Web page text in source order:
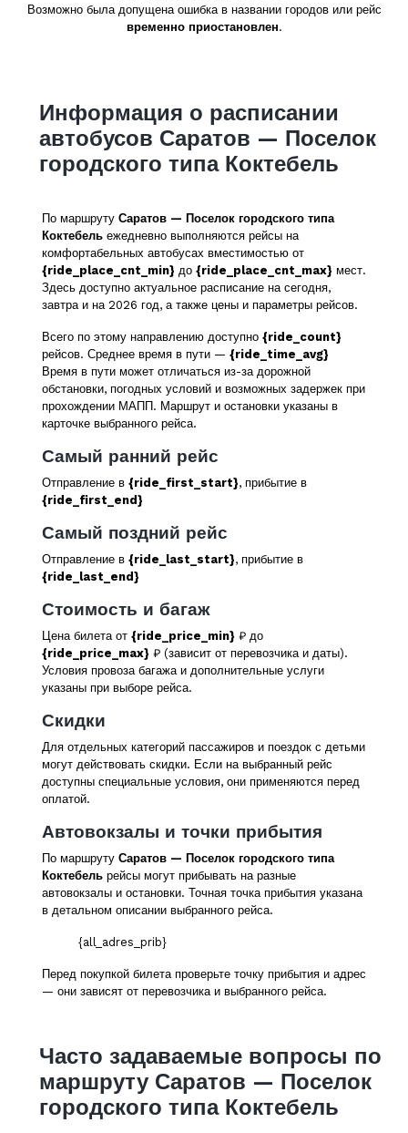
Возможно была допущена ошибка в названии городов или рейс
временно приостановлен.
Информация о расписании
автобусов Саратов — Поселок
городского типа Коктебель
По маршруту Саратов — Поселок городского типа
Коктебель ежедневно выполняются рейсы на
комфортабельных автобусах вместимостью от
{ride_place_cnt_min} до {ride_place_cnt_max} мест.
Здесь доступно актуальное расписание на сегодня,
завтра и на 2026 год, а также цены и параметры рейсов.
Всего по этому направлению доступно {ride_count}
рейсов. Среднее время в пути — {ride_time_avg}
Время в пути может отличаться из-за дорожной
обстановки, погодных условий и возможных задержек при
прохождении МАПП. Маршрут и остановки указаны в
карточке выбранного рейса.
Самый ранний рейс
Отправление в {ride_first_start}, прибытие в
{ride_first_end}
Самый поздний рейс
Отправление в {ride_last_start}, прибытие в
{ride_last_end}
Стоимость и багаж
Цена билета от {ride_price_min} ₽ до
{ride_price_max} ₽ (зависит от перевозчика и даты).
Условия провоза багажа и дополнительные услуги
указаны при выборе рейса.
Скидки
Для отдельных категорий пассажиров и поездок с детьми
могут действовать скидки. Если на выбранный рейс
доступны специальные условия, они применяются перед
оплатой.
Автовокзалы и точки прибытия
По маршруту Саратов — Поселок городского типа
Коктебель рейсы могут прибывать на разные
автовокзалы и остановки. Точная точка прибытия указана
в детальном описании выбранного рейса.
{all_adres_prib}
Перед покупкой билета проверьте точку прибытия и адрес
— они зависят от перевозчика и выбранного рейса.
Часто задаваемые вопросы по
маршруту Саратов — Поселок
городского типа Коктебель